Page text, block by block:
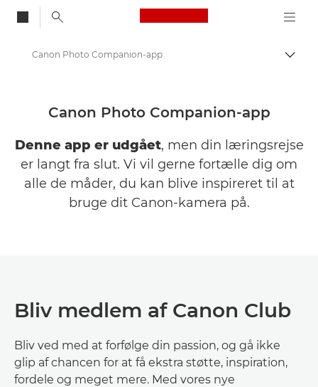
Canon Logo, back
Skift
Canon-kamera- og printerapps
Canon Photo Companion-app
Canon Photo Companion-app
Denne app er udgået, men din læringsrejse
er langt fra slut. Vi vil gerne fortælle dig om
alle de måder, du kan blive inspireret til at
bruge dit Canon-kamera på.
Bliv medlem af Canon Club
Bliv ved med at forfølge din passion, og gå ikke
glip af chancen for at få ekstra støtte, inspiration,
fordele og meget mere. Med vores nye